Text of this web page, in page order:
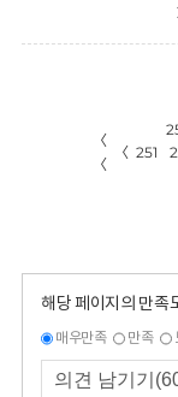
〈
〈
〈 251
2
해당 페이지의 만족
매우만족 만족